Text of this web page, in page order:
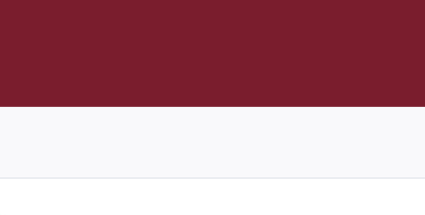
y Club Sportivo Buenos Aires disputado el